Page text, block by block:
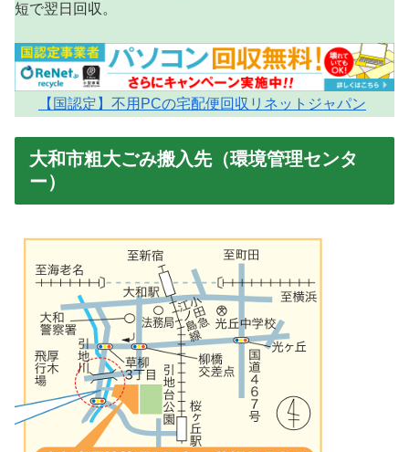
短で翌日回収。
【国認定】不用PCの宅配便回収リネットジャパン
大和市粗大ごみ搬入先（環境管理センタ
ー）